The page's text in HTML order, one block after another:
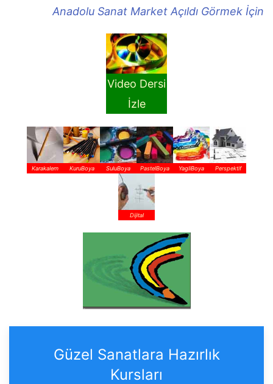
Anadolu Sanat Market Açıldı Görmek İçin
Video Dersi
İzle
Karakalem KuruBoya SuluBoya PastelBoya YagliBoya Perspektif
Dijital
Güzel Sanatlara Hazırlık
Kursları